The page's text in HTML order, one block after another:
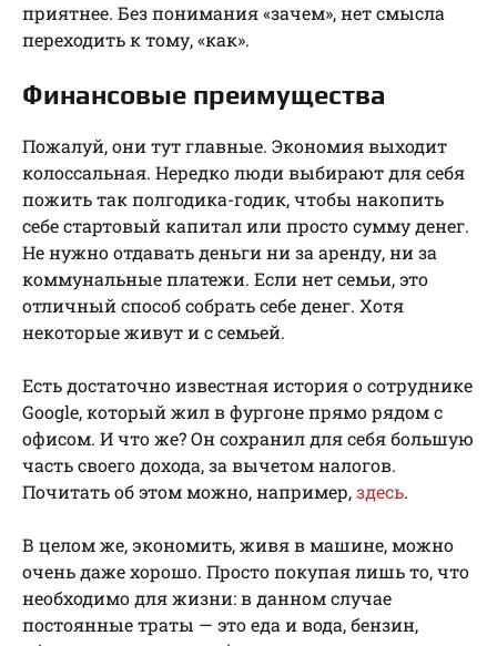
приятнее. Без понимания «зачем», нет смысла
переходить к тому, «как».
Финансовые преимущества
Пожалуй, они тут главные. Экономия выходит
колоссальная. Нередко люди выбирают для себя
пожить так полгодика-годик, чтобы накопить
себе стартовый капитал или просто сумму денег.
Не нужно отдавать деньги ни за аренду, ни за
коммунальные платежи. Если нет семьи, это
отличный способ собрать себе денег. Хотя
некоторые живут и с семьей.
Есть достаточно известная история о сотруднике
Google, который жил в фургоне прямо рядом с
офисом. И что же? Он сохранил для себя большую
часть своего дохода, за вычетом налогов.
Почитать об этом можно, например,здесь.
В целом же, экономить, живя в машине, можно
очень даже хорошо. Просто покупая лишь то, что
необходимо для жизни: в данном случае
постоянные траты — это еда и вода, бензин,